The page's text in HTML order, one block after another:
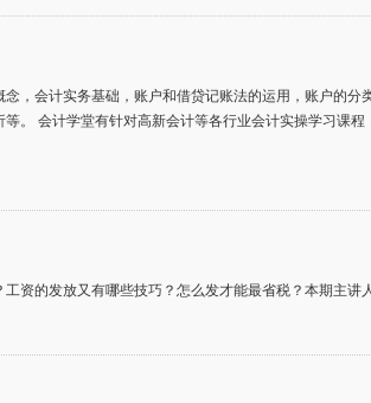
，会计实务基础，账户和借贷记账法的运用，账户的分
。 会计学堂有针对高新会计等各行业会计实操学习课
资的发放又有哪些技巧？怎么发才能最省税？本期主讲